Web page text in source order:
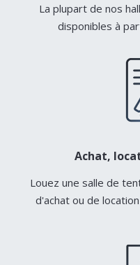
La plupart de nos
disponibles à
Achat,
Louez une salle de
d'achat ou de